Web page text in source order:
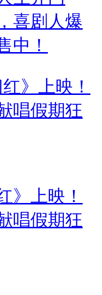
喜剧人爆
中！
》上映！
唱假期狂